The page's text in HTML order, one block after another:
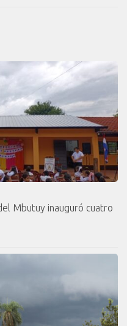
Mbutuy inauguró cuatro